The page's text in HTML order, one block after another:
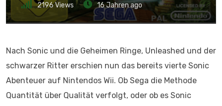
2196Views 16 Jahren ago
Nach Sonic und die Geheimen Ringe, Unleashed und der
schwarzer Ritter erschien nun das bereits vierte Sonic
Abenteuer auf Nintendos Wii. Ob Sega die Methode
Quantität über Qualität verfolgt, oder ob es Sonic